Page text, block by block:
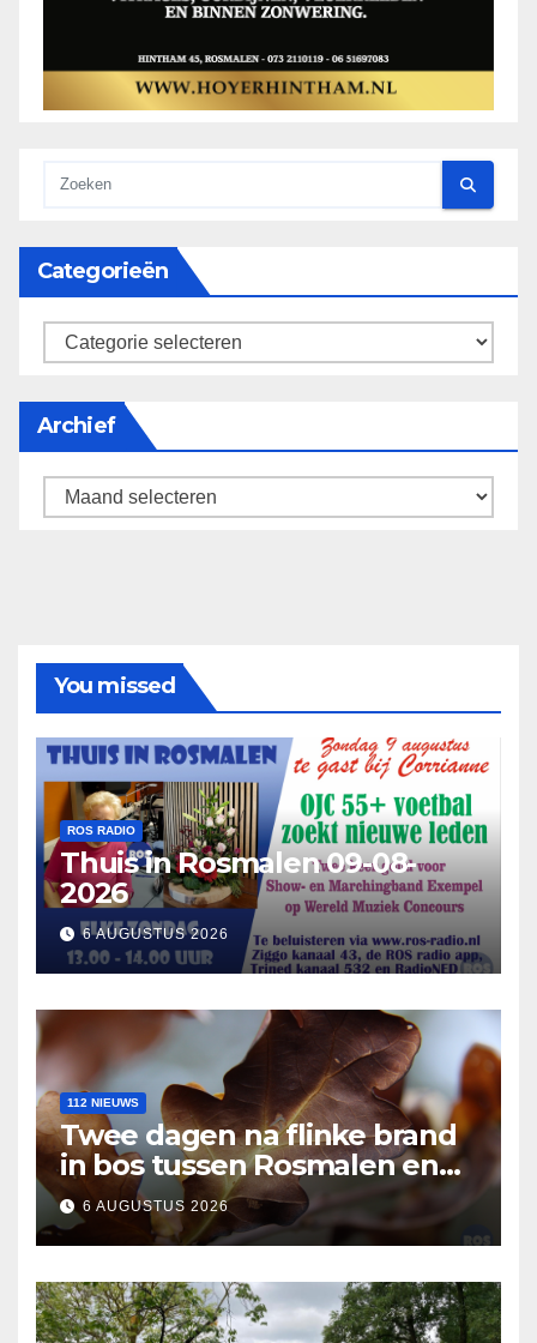
Categorieën
categorieën
Archief
Archief
You missed
ROS RADIO
Thuis in Rosmalen 09-08-
2026
6 AUGUSTUS 2026
112 NIEUWS
Twee dagen na flinke brand
in bos tussen Rosmalen en
Nuland
6 AUGUSTUS 2026